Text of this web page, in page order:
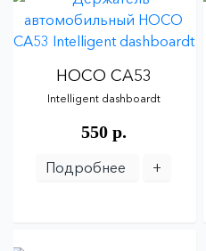
HOCO CA53
Intelligent dashboardt
550 р.
Подробнее +